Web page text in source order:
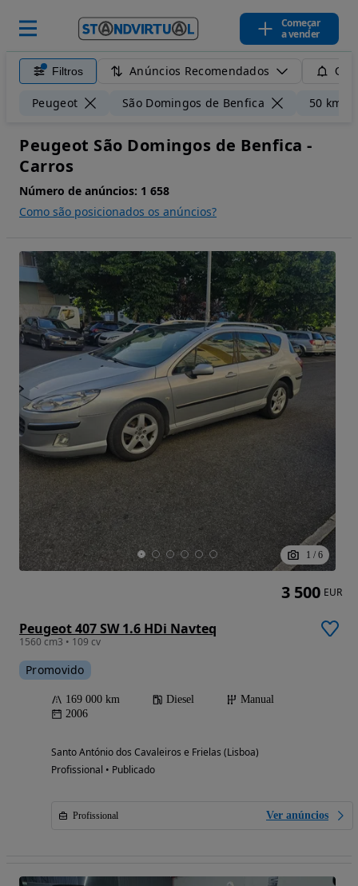
Começar
a vender
Filtros Anúncios Recomendados
Peugeot São Domingos de Benfica 50 km
Peugeot São Domingos de Benfica -
Carros
Número de anúncios: 1 658
Como são posicionados os anúncios?
1 / 6
Peugeot 407 SW 1.6 HDi Navteq
1560 cm3 • 109 cv
Promovido
169 000 km Diesel
Manual
2006
Santo António dos Cavaleiros e Frielas (Lisboa)
Profissional • Publicado
Profissional Ver anúncios
3 500 EUR